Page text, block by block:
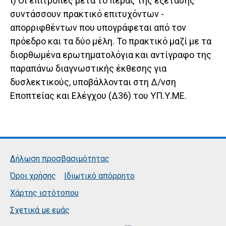
συντάσσουν πρακτικό επιτυχόντων -
απορριφθέντων που υπογράφεται από τον
πρόεδρο και τα δύο μέλη. Το πρακτικό μαζί με τα
διορθωμένα ερωτηματολόγια και αντίγραφο της
παραπάνω διαγνωστικής έκθεσης για
δυσλεκτικούς, υποβάλλονται στη Δ/νση
Εποπτείας και Ελέγχου (Δ36) του ΥΠ.Υ.ΜΕ.
Δήλωση προσβασιμότητας
Όροι χρήσης
Ιδιωτικό απόρρητο
Χάρτης ιστότοπου
Σχετικά με εμάς